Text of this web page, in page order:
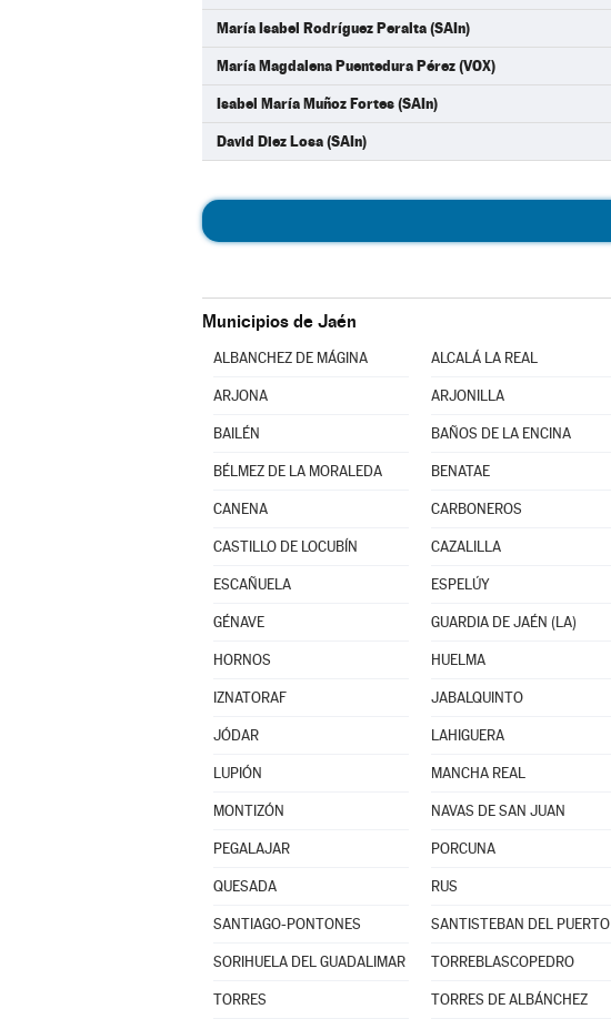
María Isabel Rodríguez Peralta (SAIn)
María Magdalena Puentedura Pérez (VOX)
Isabel María Muñoz Fortes (SAIn)
David Diez Losa (SAIn)
Municipios de Jaén
ALBANCHEZ DE MÁGINA ALCALÁ LA REAL
ARJONA ARJONILLA
BAILÉN BAÑOS DE LA ENCINA
BÉLMEZ DE LA MORALEDA BENATAE
CANENA CARBONEROS
CASTILLO DE LOCUBÍN CAZALILLA
ESCAÑUELA ESPELÚY
GÉNAVE GUARDIA DE JAÉN (LA)
HORNOS HUELMA
IZNATORAF JABALQUINTO
JÓDAR LAHIGUERA
LUPIÓN MANCHA REAL
MONTIZÓN NAVAS DE SAN JUAN
PEGALAJAR PORCUNA
QUESADA RUS
SANTIAGO-PONTONES SANTISTEBAN DEL PUERTO
SORIHUELA DEL GUADALIMAR TORREBLASCOPEDRO
TORRES TORRES DE ALBÁNCHEZ